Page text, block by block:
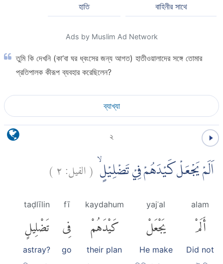
বাহিনীর সাথে
হাতি
Ads by Muslim Ad Network
তুমি কি দেখনি (কা‘বা ঘর ধ্বংসের জন্য আগত) হাতীওয়ালাদের সঙ্গে তোমার
প্রতিপালক কীরূপ ব্যবহার করেছিলেন?
ব্যাখ্যা
২
اَلَمْ يَجْعَلْ كَيْدَهُمْ فِيْ تَضْلِيْلٍۙ (الفيل:٢)
alam
أَلَمْ
Did not
yajʿal
يَجْعَلْ
He make
kaydahum
كَيْدَهُمْ
their plan
fī
فِى
go
taḍlīlin
تَضْلِيلٍ
astray?